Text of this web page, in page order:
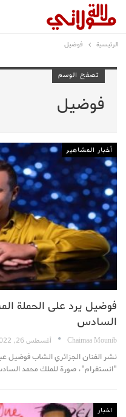
الرئيسية فوضيل
تصفح الوسم
فوضيل
أخبار المشاهير
فوضيل يرد على الحملة
السادس
Chaimaa Mounib أغسطس 26, 2022
نشر الفنان الجزائري الشاب فوضيل
"انستغرام"، صورة للملك محمد
اخبار